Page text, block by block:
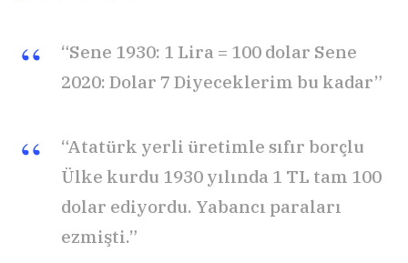
“Sene 1930: 1 Lira = 100 dolar Sene
2020: Dolar 7 Diyeceklerim bu kadar”
“Atatürk yerli üretimle sıfır borçlu
Ülke kurdu 1930 yılında 1 TL tam 100
dolar ediyordu. Yabancı paraları
ezmişti.”